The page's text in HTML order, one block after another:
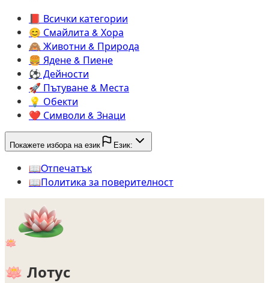
📕️ Всички категории
😊️ Смайлита & Хора
🙈️ Животни & Природа
🍔️ Ядене & Пиене
⚽️ Дейности
🚀️ Пътуване & Места
💡️ Обекти
❤️ Символи & Знаци
Покажете избора на език Език:
📖️Oтпечатък
📖️Политика за поверителност
🪷
🪷 Лотус